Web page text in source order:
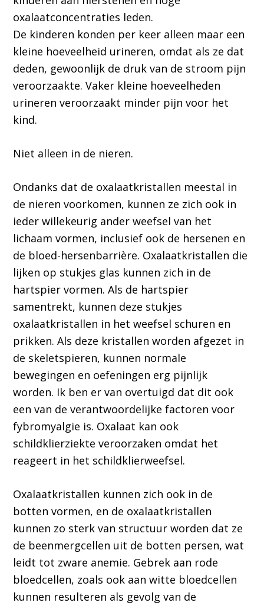
oxalaatconcentraties leden.
De kinderen konden per keer alleen maar een
kleine hoeveelheid urineren, omdat als ze dat
deden, gewoonlijk de druk van de stroom pijn
veroorzaakte. Vaker kleine hoeveelheden
urineren veroorzaakt minder pijn voor het
kind.
Niet alleen in de nieren.
Ondanks dat de oxalaatkristallen meestal in
de nieren voorkomen, kunnen ze zich ook in
ieder willekeurig ander weefsel van het
lichaam vormen, inclusief ook de hersenen en
de bloed-hersenbarrière. Oxalaatkristallen die
lijken op stukjes glas kunnen zich in de
hartspier vormen. Als de hartspier
samentrekt, kunnen deze stukjes
oxalaatkristallen in het weefsel schuren en
prikken. Als deze kristallen worden afgezet in
de skeletspieren, kunnen normale
bewegingen en oefeningen erg pijnlijk
worden. Ik ben er van overtuigd dat dit ook
een van de verantwoordelijke factoren voor
fybromyalgie is. Oxalaat kan ook
schildklierziekte veroorzaken omdat het
reageert in het schildklierweefsel.
Oxalaatkristallen kunnen zich ook in de
botten vormen, en de oxalaatkristallen
kunnen zo sterk van structuur worden dat ze
de beenmergcellen uit de botten persen, wat
leidt tot zware anemie. Gebrek aan rode
bloedcellen, zoals ook aan witte bloedcellen
kunnen resulteren als gevolg van de